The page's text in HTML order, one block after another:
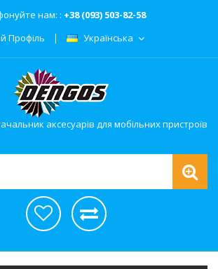
нам: : +38 (093) 503-82-58
Профіль
Українська
аксесуарів для мобільних пристроїв